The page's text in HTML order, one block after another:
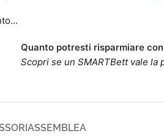
Quanto potresti risparmiare
Scopri se un SMARTBett vale la
ASSEMBLEA